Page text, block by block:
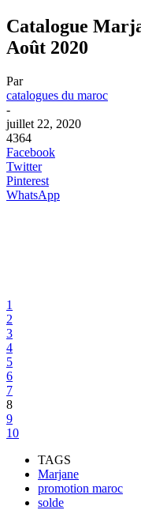
Catalogue
Août 2020
Par
catalogues du maroc
-
juillet 22, 2020
4364
Facebook
Twitter
Pinterest
WhatsApp
1
2
3
4
5
6
7
8
9
10
TAGS
Marjane
promotion maroc
solde